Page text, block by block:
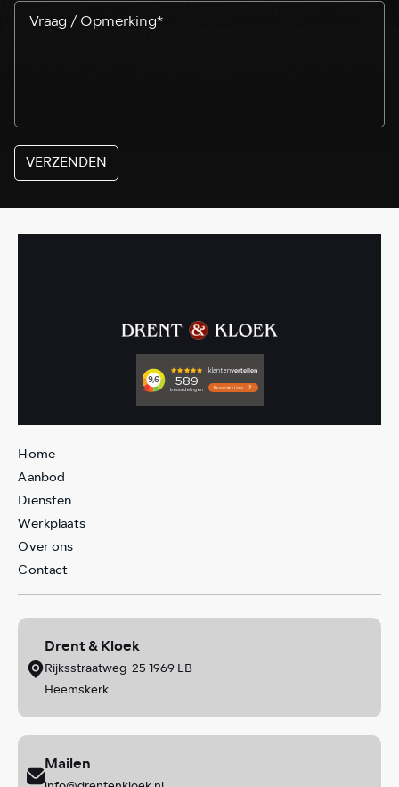
VERZENDEN
Home
Aanbod
Diensten
Werkplaats
Over ons
Contact
Drent & Kloek
Rijksstraatweg 25 1969 LB
Heemskerk
Mailen